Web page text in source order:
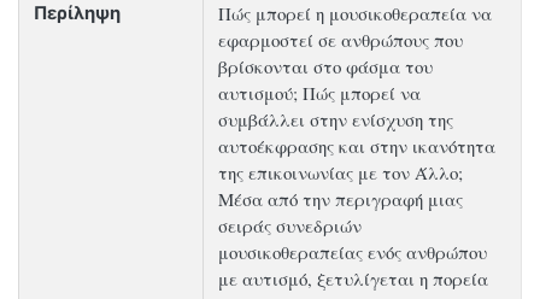
Περίληψη
Πώς μπορεί η μουσικοθεραπεία να
εφαρμοστεί σε ανθρώπους που
βρίσκονται στο φάσμα του
αυτισμού; Πώς μπορεί να
συμβάλλει στην ενίσχυση της
αυτοέκφρασης και στην ικανότητα
της επικοινωνίας με τον Άλλο;
Μέσα από την περιγραφή μιας
σειράς συνεδριών
μουσικοθεραπείας ενός ανθρώπου
με αυτισμό, ξετυλίγεται η πορεία